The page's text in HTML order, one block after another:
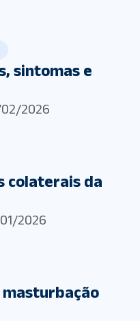
sintomas e
2026
colaterais da
2026